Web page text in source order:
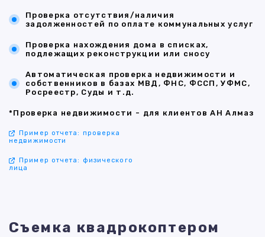
Проверка отсутствия/наличия
задолженностей по оплате коммунальных услуг
Проверка нахождения дома в списках,
подлежащих реконструкции или сносу
Автоматическая проверка недвижимости и
собственников в базах МВД, ФНС, ФССП, УФМС,
Росреестр, Суды и т.д.
*Проверка недвижимости - для клиентов АН Алмаз
Пример отчета: проверка
недвижимости
Пример отчета: физического
лица
Съемка квадрокоптером